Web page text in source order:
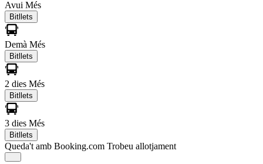
Avui Més
Bitllets
Demà Més
Bitllets
2 dies Més
Bitllets
3 dies Més
Bitllets
Queda't amb Booking.com Trobeu allotjament